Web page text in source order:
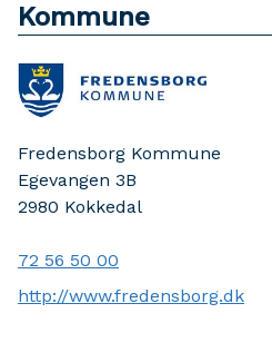
Kommune
Fredensborg Kommune
Egevangen 3B
2980 Kokkedal
72 56 50 00
http://www.fredensborg.dk